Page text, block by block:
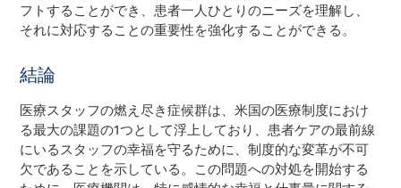
フトすることができ、患者一人ひとりのニーズを理解し、
それに対応することの重要性を強化することができる。
結論
医療スタッフの燃え尽き症候群は、米国の医療制度におけ
る最大の課題の1つとして浮上しており、患者ケアの最前線
にいるスタッフの幸福を守るために、制度的な変革が不可
欠であることを示している。この問題への対処を開始する